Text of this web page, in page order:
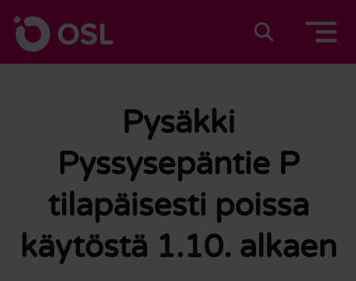
Etusivulle
Pysäkki
Pyssysepäntie P
tilapäisesti poissa
käytöstä 1.10. alkaen